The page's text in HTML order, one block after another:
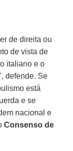
de direita ou
de vista de
italiano e o
defende. Se
está
e se
nacional e
Consenso de